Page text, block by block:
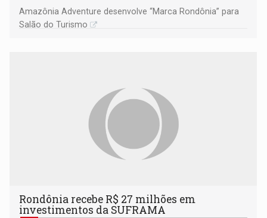
Amazônia Adventure desenvolve “Marca Rondônia” para
Salão do Turismo
Rondônia recebe R$ 27 milhões em
investimentos da SUFRAMA